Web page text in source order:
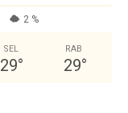
2 %
SEL
29°
RAB
29°